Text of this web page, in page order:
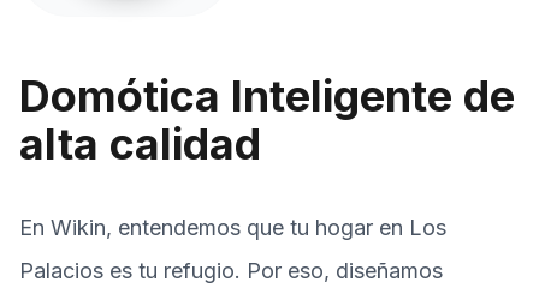
Domótica Inteligente de
alta calidad
En Wikin, entendemos que tu hogar en Los
Palacios es tu refugio. Por eso, diseñamos